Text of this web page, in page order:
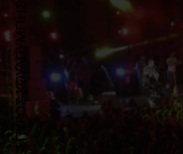
ΣΠΥΡΟΣ ΚΟΥΛΟΥΜΠΗΣ